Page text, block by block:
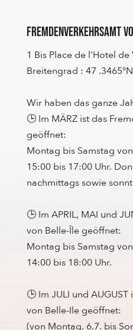
Fremdenverkehrsamt
1 Bis Place de l'Hotel de
Breitengrad : 47
Wir haben das ganze
🕒 Im MÄRZ ist das
geöffnet:
Montag bis Samstag
15:00 bis 17:00 Uhr.
nachmittags sowie
🕒 Im APRIL, MAI und
von Belle-Île geöffnet:
Montag bis Samstag
14:00 bis 18:00 Uhr.
🕒 Im JULI und
von Belle-Ile geöffnet:
(von Montag, 6.7. bis